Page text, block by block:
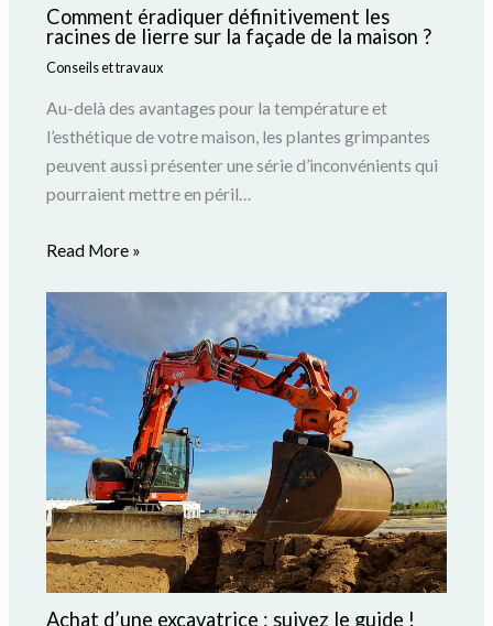
Comment éradiquer définitivement les
racines de lierre sur la façade de la maison ?
Conseils et travaux
Au-delà des avantages pour la température et
l’esthétique de votre maison, les plantes grimpantes
peuvent aussi présenter une série d’inconvénients qui
pourraient mettre en péril…
Read More »
Achat d’une excavatrice : suivez le guide !